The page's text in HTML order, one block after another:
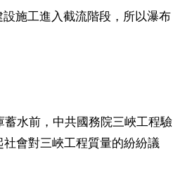
施工進入截流階段，所以瀑布
水前，中共國務院三峽工程驗
會對三峽工程質量的紛紛議